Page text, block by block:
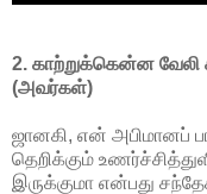
2. காற்றுக்கென்ன வேலி
(அவர்கள்)
ஜானகி, என் அபிமானப்
தெறிக்கும்
இருக்குமா என்பது